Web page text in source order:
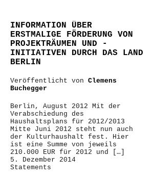
INFORMATION ÜBER
ERSTMALIGE FÖRDERUNG VON
PROJEKTRÄUMEN UND -
INITIATIVEN DURCH DAS LAND
BERLIN
Veröffentlicht von Clemens
Buchegger
Berlin, August 2012 Mit der
Verabschiedung des
Haushaltsplans für 2012/2013
Mitte Juni 2012 steht nun auch
der Kulturhaushalt fest. Hier
ist eine Summe von jeweils
210.000 EUR für 2012 und […]
5. Dezember 2014
Statements